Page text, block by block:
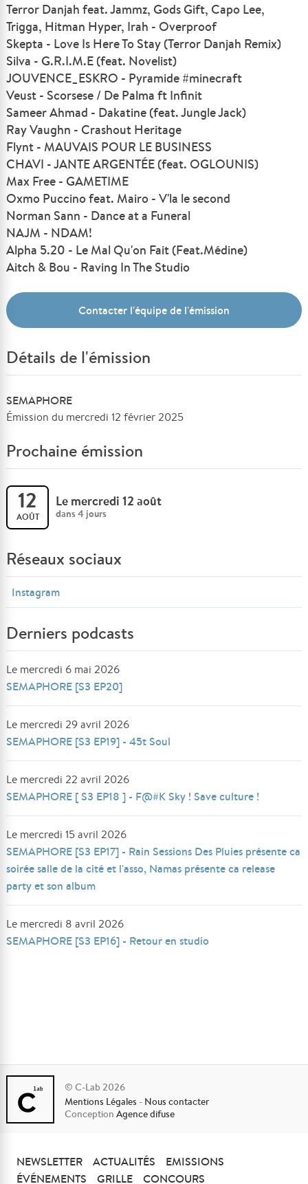
Terror Danjah feat. Jammz, Gods Gift, Capo Lee,
Trigga, Hitman Hyper, Irah - Overproof
Skepta - Love Is Here To Stay (Terror Danjah Remix)
Silva - G.R.I.M.E (feat. Novelist)
JOUVENCE_ESKRO - Pyramide #minecraft
Veust - Scorsese / De Palma ft Infinit
Sameer Ahmad - Dakatine (feat. Jungle Jack)
Ray Vaughn - Crashout Heritage
Flynt - MAUVAIS POUR LE BUSINESS
CHAVI - JANTE ARGENTÉE (feat. OGLOUNIS)
Max Free - GAMETIME
Oxmo Puccino feat. Mairo - V'la le second
Norman Sann - Dance at a Funeral
NAJM - NDAM!
Alpha 5.20 - Le Mal Qu'on Fait (Feat.Médine)
Aitch & Bou - Raving In The Studio
Contacter l'équipe de l'émission
Détails de l'émission
SEMAPHORE
Émission du mercredi 12 février 2025
Prochaine émission
12
AOÛT
Le mercredi 12 août
dans 4 jours
Réseaux sociaux
Instagram
Derniers podcasts
Le mercredi 6 mai 2026
SEMAPHORE [S3 EP20]
Le mercredi 29 avril 2026
SEMAPHORE [S3 EP19] - 45t Soul
Le mercredi 22 avril 2026
SEMAPHORE [ S3 EP18 ] - F@#K Sky ! Save culture !
Le mercredi 15 avril 2026
SEMAPHORE [S3 EP17] - Rain Sessions Des Pluies présente ca
soirée salle de la cité et l'asso, Namas présente ca release
party et son album
Le mercredi 8 avril 2026
SEMAPHORE [S3 EP16] - Retour en studio
© C-Lab 2026
Mentions Légales - Nous contacter
ConceptionAgence difuse
NEWSLETTER ACTUALITÉS
EMISSIONS
ÉVÉNEMENTS
GRILLE CONCOURS